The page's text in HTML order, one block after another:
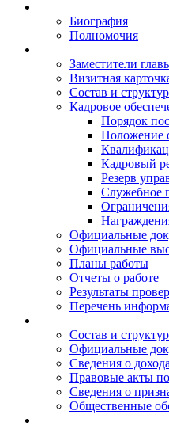
Биография
Полномочия
Заместители
Визитная
Состав и
Кадровое
Порядок
Положение
Кадровый
Резерв
Служебное
Официальные
Официальные
Планы работы
Отчеты о работе
Результаты
Перечень
Состав и
Официальные
Сведения о
Правовые акты
Сведения о
Общественные